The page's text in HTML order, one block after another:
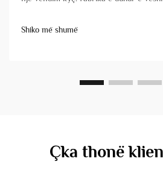
Shiko më shumë
Çka thonë